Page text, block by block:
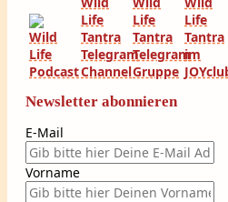
Newsletter abonnieren
E-Mail
Vorname